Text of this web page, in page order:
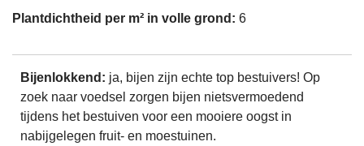
Plantdichtheid per m² in volle grond: 6
Bijenlokkend: ja, bijen zijn echte top bestuivers! Op
zoek naar voedsel zorgen bijen nietsvermoedend
tijdens het bestuiven voor een mooiere oogst in
nabijgelegen fruit- en moestuinen.